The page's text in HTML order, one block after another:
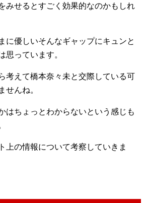
みせるとすごく効果的なのかもしれ
に優しいそんなギャップにキュンと
思っています。
考えて橋本奈々未と交際している可
せんね。
はちょっとわからないという感じも
上の情報について考察していきま